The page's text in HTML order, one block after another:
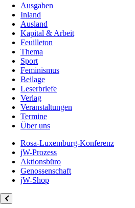
Ausgaben
Inland
Ausland
Kapital & Arbeit
Feuilleton
Thema
Sport
Feminismus
Beilage
Leserbriefe
Verlag
Veranstaltungen
Termine
Über uns
Rosa-Luxemburg-Konferenz
jW-Prozess
Aktionsbüro
Genossenschaft
jW-Shop